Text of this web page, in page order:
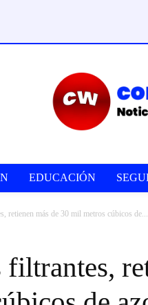
EDUCACIÓN
retienen más de 30 mil metros cúbicos de...